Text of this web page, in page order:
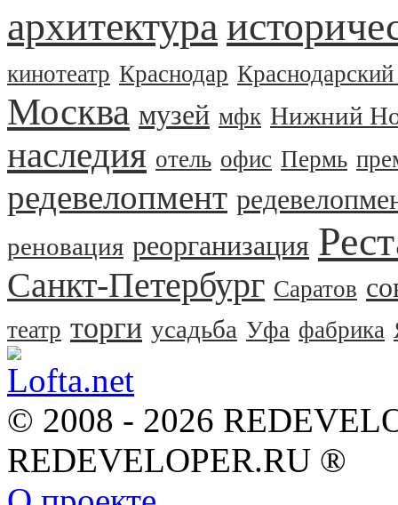
архитектура
кинотеатр Краснодар
Москва музей мфк Нижний
наследия отель офис Пермь
редевелопмент
реновация реорганизация
Санкт-Петербург Саратов
театр торги усадьба Уфа фабрика
© 2008 - 2026
REDEVELOPER.RU ®